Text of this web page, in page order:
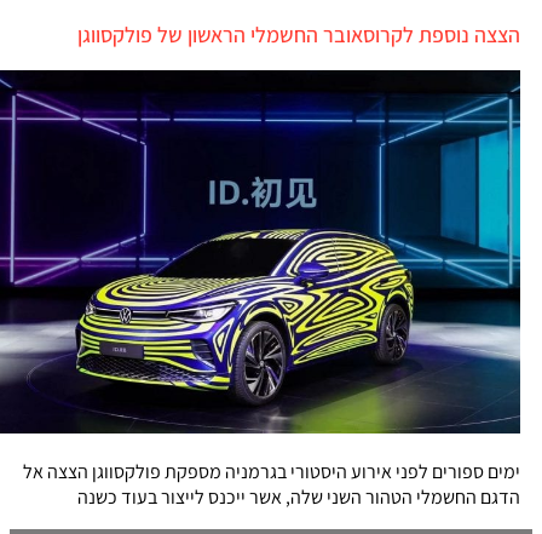
הצצה נוספת לקרוסאובר החשמלי הראשון של פולקסווגן
ימים ספורים לפני אירוע היסטורי בגרמניה מספקת פולקסווגן הצצה אל
הדגם החשמלי הטהור השני שלה, אשר ייכנס לייצור בעוד כשנה